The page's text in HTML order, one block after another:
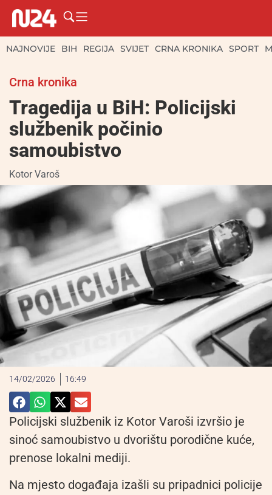
NAJNOVIJE BIH REGIJA SVIJET CRNA KRONIKA SPORT
Crna kronika
Tragedija u BiH: Policijski
službenik počinio
samoubistvo
Kotor Varoš
14/02/2026 16:49
Policijski službenik iz Kotor Varoši izvršio je
sinoć samoubistvo u dvorištu porodične kuće,
prenose lokalni mediji.
Na mjesto događaja izašli su pripadnici policije